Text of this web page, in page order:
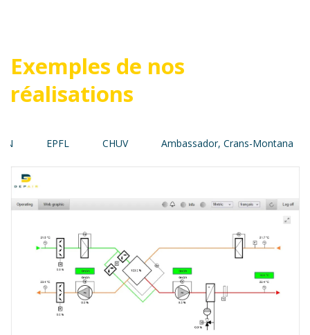
Exemples de nos
réalisations
Ambassador, Crans-Montana